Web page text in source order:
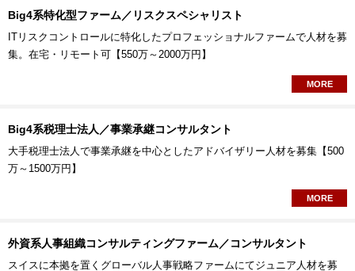
Big4系特化型ファーム／リスクスペシャリスト
ITリスクコントロールに特化したプロフェッショナルファームで人材を募
集。在宅・リモート可【550万～2000万円】
MORE
Big4系税理士法人／事業承継コンサルタント
大手税理士法人で事業承継を中心としたアドバイザリー人材を募集【500
万～1500万円】
MORE
外資系人事組織コンサルティングファーム／コンサルタント
スイスに本拠を置くグローバル人事戦略ファームにてジュニア人材を募